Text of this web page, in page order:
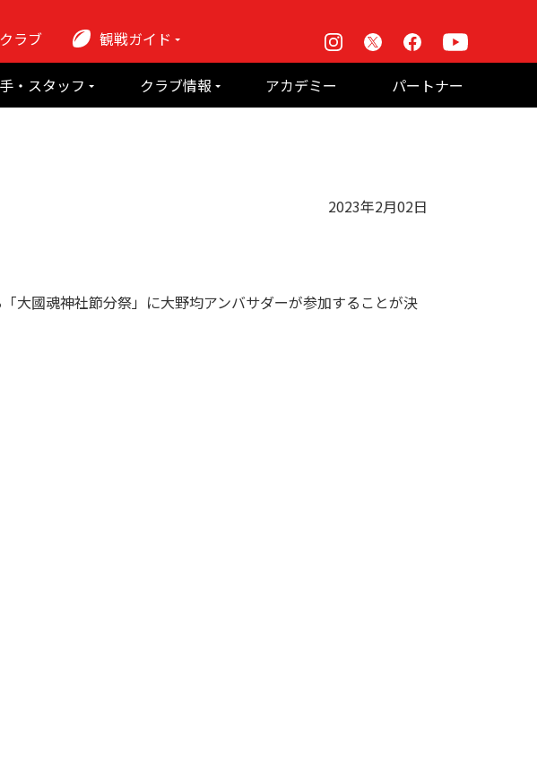
ラブ
観戦ガイド
初めての観戦
Instagram Facebook
・スタッフ
クラブ情報
アカデミー パートナー
2023年2月02日
大國魂神社節分祭」に大野均アンバサダーが参加することが決